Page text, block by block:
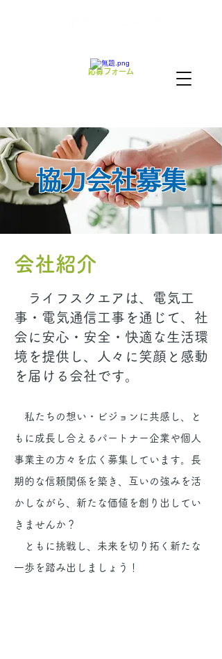
応募フォーム
協力会社募集
会社紹介
ライフスクエアは、電気工
事・電気通信工事を通じて、社
会に安心・安全・快適な生活環
境を提供し、人々に笑顔と感動
を届ける会社です。
私たちの想い・ビジョンに共感し、と
もに成長し合えるパートナー企業や個人
事業主の方々を広く募集しています。長
期的な信頼関係を築き、互いの強みを活
かしながら、新たな価値を創り出してい
きませんか？
ともに挑戦し、未来を切り拓く新たな
一歩を踏み出しましょう！